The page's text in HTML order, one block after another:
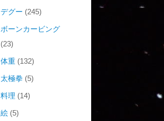
デグー (245)
ボーンカービング
(23)
体重 (132)
太極拳 (5)
料理 (14)
絵 (5)